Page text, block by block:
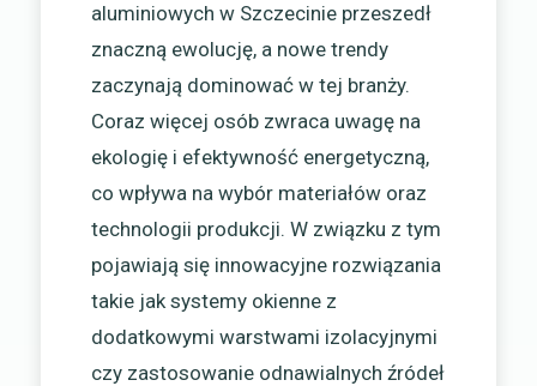
aluminiowych w Szczecinie przeszedł
znaczną ewolucję, a nowe trendy
zaczynają dominować w tej branży.
Coraz więcej osób zwraca uwagę na
ekologię i efektywność energetyczną,
co wpływa na wybór materiałów oraz
technologii produkcji. W związku z tym
pojawiają się innowacyjne rozwiązania
takie jak systemy okienne z
dodatkowymi warstwami izolacyjnymi
czy zastosowanie odnawialnych źródeł